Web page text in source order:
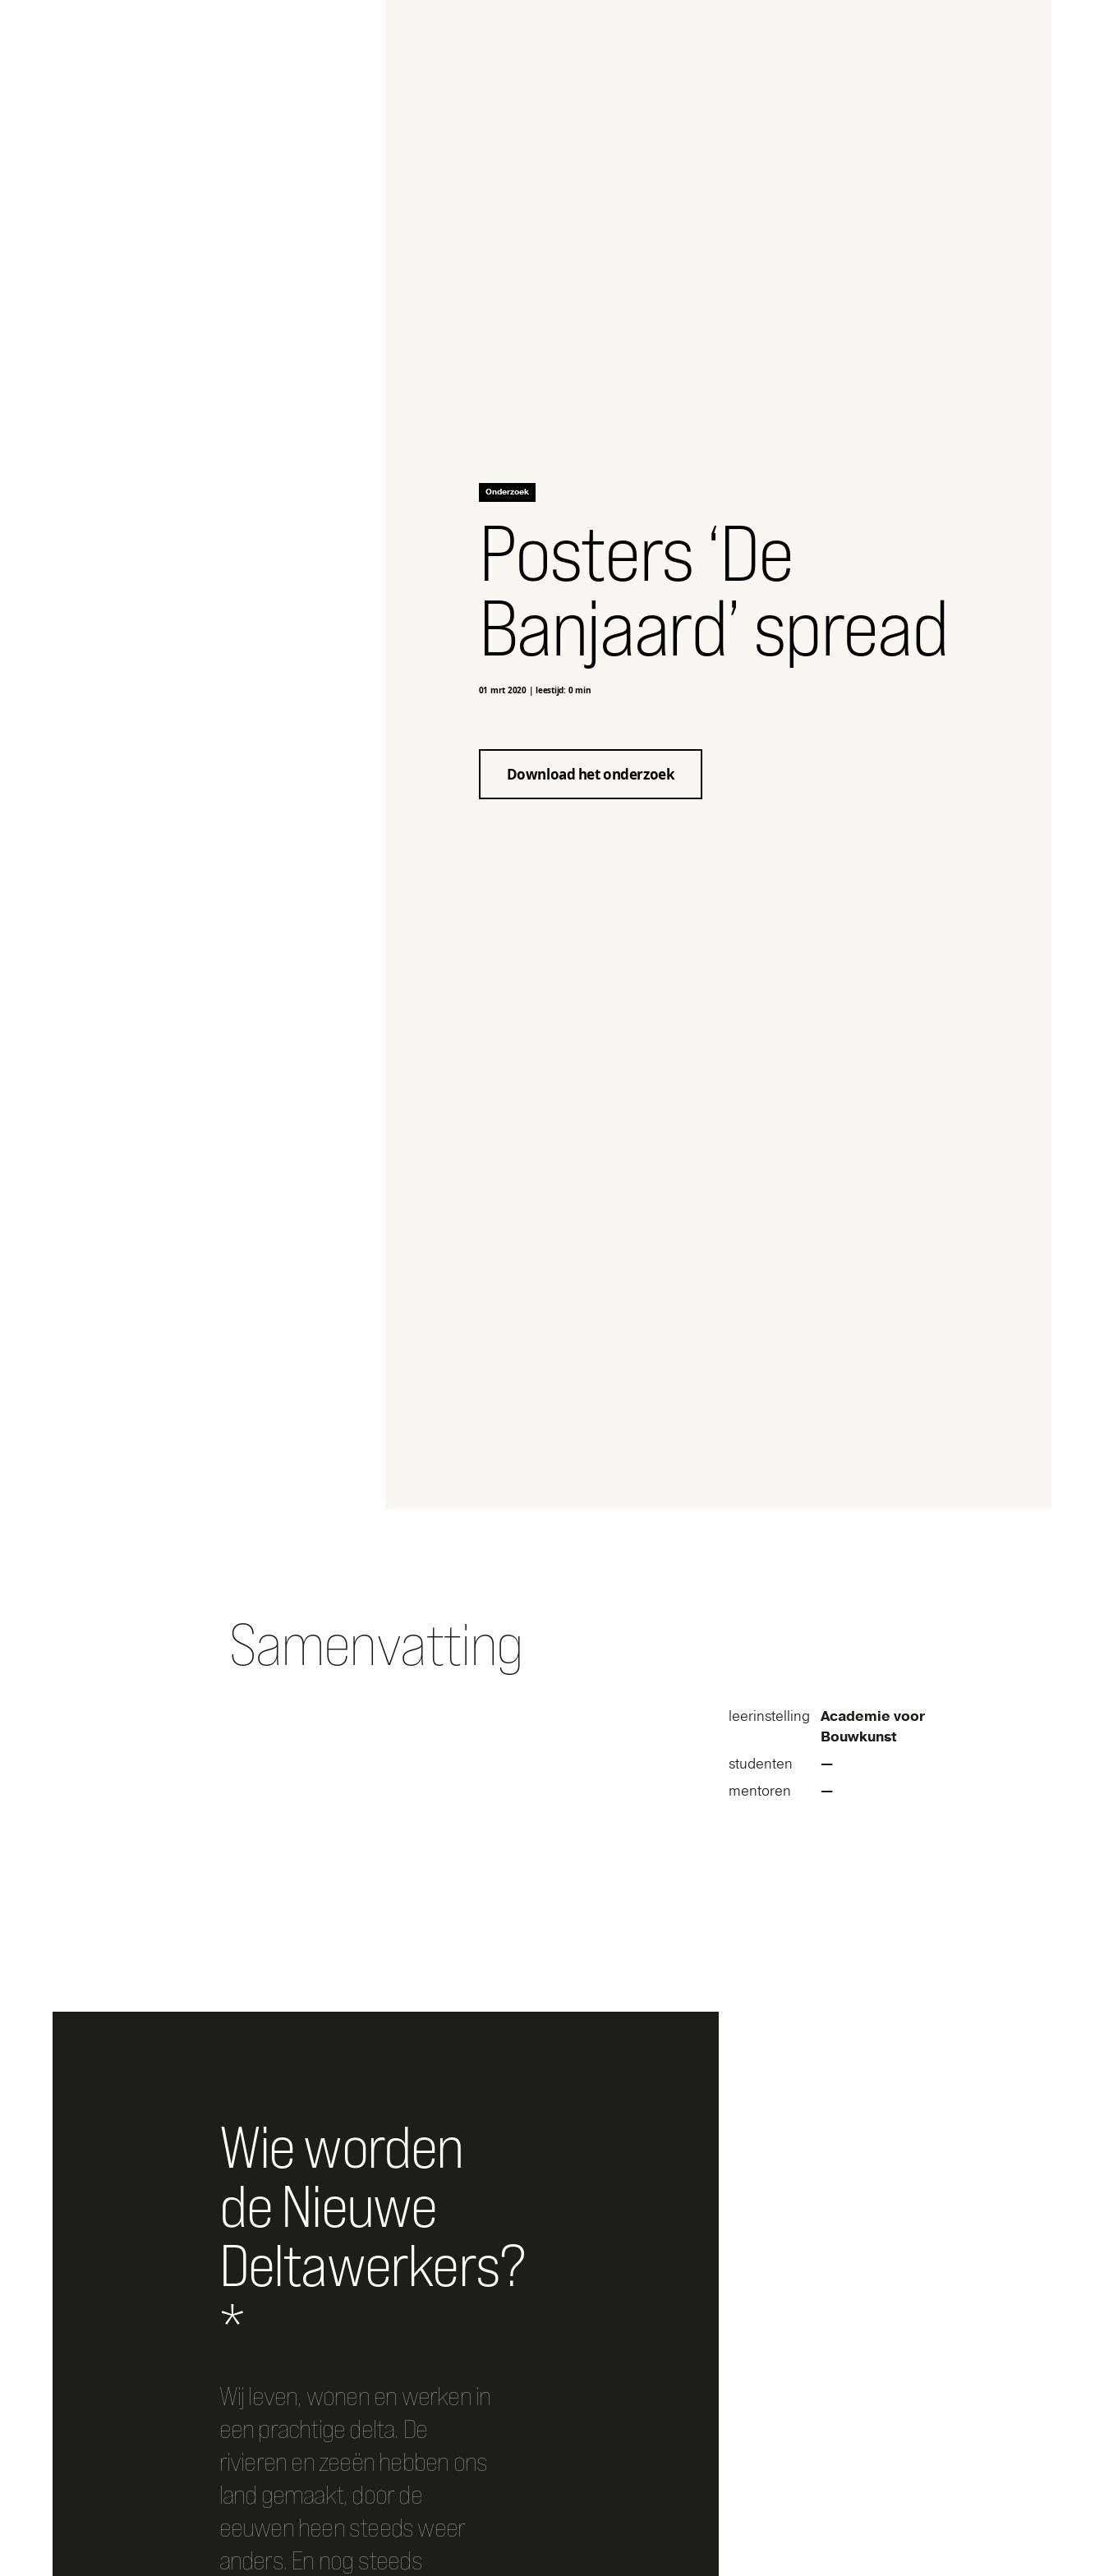
Onderzoek
Posters ‘De
Banjaard’ spread
01 mrt 2020 |leestijd: 0 min
Download het onderzoek
Samenvatting
leerinstelling
Academie voor
Bouwkunst
studenten
—
mentoren
—
Wie worden
de Nieuwe
Deltawerkers?
*
Wij leven, wonen en werken in
een prachtige delta. De
rivieren en zeeën hebben ons
land gemaakt, door de
eeuwen heen steeds weer
anders. En nog steeds